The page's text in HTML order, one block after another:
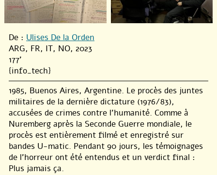
De : Ulises De la Orden
ARG, FR, IT, NO, 2023
177'
{info_tech}
1985, Buenos Aires, Argentine. Le procès des juntes
militaires de la dernière dictature (1976/83),
accusées de crimes contre l’humanité. Comme à
Nuremberg après la Seconde Guerre mondiale, le
procès est entièrement filmé et enregistré sur
bandes U-matic. Pendant 90 jours, les témoignages
de l’horreur ont été entendus et un verdict final :
Plus jamais ça.